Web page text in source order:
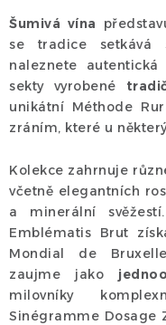
c
í
p
r
v
k
v
ý
p
i
s
u
á
n
k
o
v
á
í
Šumivá vína
se tradice setkává
naleznete autentická
sekty vyrobené
unikátní Méthode
zráním, které u
Kolekce zahrnuje
včetně elegantních
a minerální
Emblématis Brut
Mondial de
zaujme jako
milovníky
Sinégramme Dosage